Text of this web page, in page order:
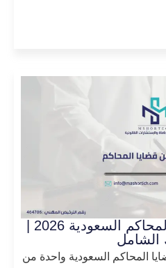
الشامل
المحاكم السعودية واحدة من